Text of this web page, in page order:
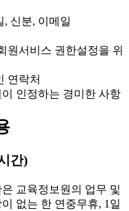
신분, 이메일
원서비스 권한설정을 위
연락처
인정하는 경미한 사항
간)
교육정보원의 업무 및
없는 한 연중무휴, 1일